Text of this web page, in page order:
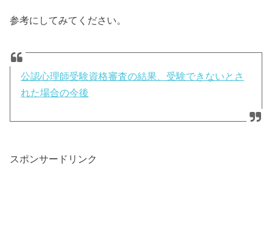
参考にしてみてください。
公認心理師受験資格審査の結果、受験できないとさ
れた場合の今後
スポンサードリンク